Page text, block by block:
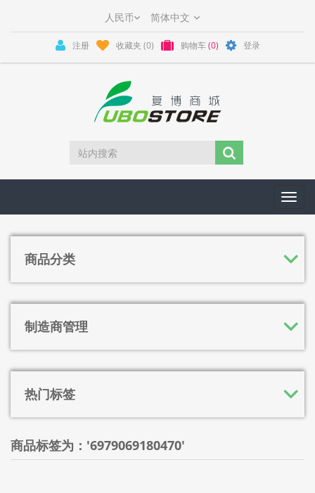
注册 收藏夹 (0) 购物车 (0) 登录
商品分类
制造商管理
热门标签
商品标签为：'6979069180470'